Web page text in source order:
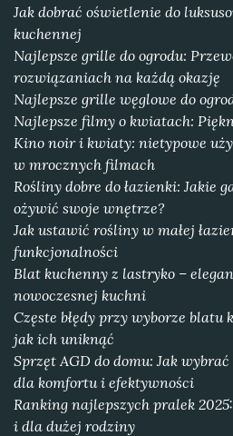
Jak dobrać oświetlenie do
kuchennej
Najlepsze grille do ogrodu:
rozwiązaniach na każdą okazję
Najlepsze grille węglowe do
Najlepsze filmy o kwiatach:
Kino noir i kwiaty: nietypowe
w mrocznych filmach
Rośliny dobre do łazienki: Jakie
ożywić swoje wnętrze?
Jak ustawić rośliny w małej
funkcjonalności
Blat kuchenny z lastryko –
nowoczesnej kuchni
Częste błędy przy wyborze blatu
jak ich uniknąć
Sprzęt AGD do domu: Jak
dla komfortu i efektywności
Ranking najlepszych pralek
i dla dużej rodziny